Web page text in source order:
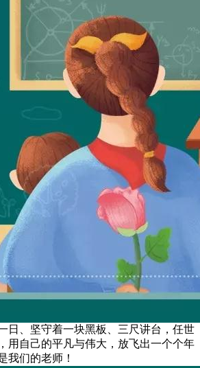
日、坚守着一块黑板、三尺讲台，任世
用自己的平凡与伟大，放飞出一个个年
我们的老师！